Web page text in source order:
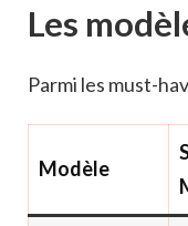
Les
Parmi les must-
Modèle